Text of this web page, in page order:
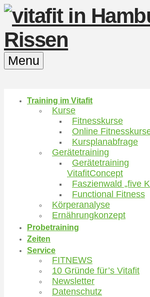
Menu
Training im Vitafit
Kurse
Fitnesskurse
Online
Kursplanabfrage
Gerätetraining
Gerätetraining
VitafitConcept
Faszienwald „five
Functional Fitness
Körperanalyse
Ernährungkonzept
Probetraining
Zeiten
Service
FITNEWS
10 Gründe für’s Vitafit
Newsletter
Datenschutz